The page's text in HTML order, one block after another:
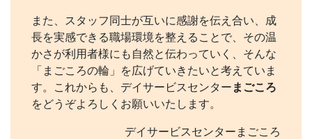
また、スタッフ同士が互いに感謝を伝え合い、成
長を実感できる職場環境を整えることで、その温
かさが利用者様にも自然と伝わっていく、そんな
「まごころの輪」を広げていきたいと考えていま
す。これからも、デイサービスセンター まごころ
をどうぞよろしくお願いいたします。
デイサービスセンターまごころ